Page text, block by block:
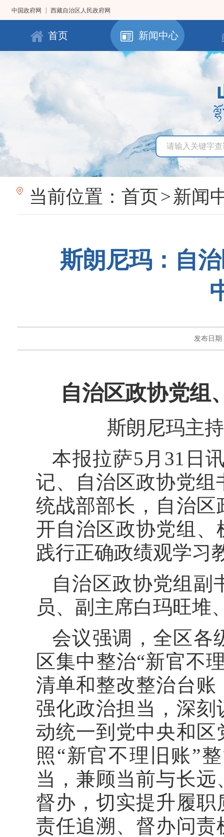
中国政府网 西藏自治区人民政府网
首页 新闻中心
当前位置： 首页>新闻
斯朗尼玛：自
发布日期
自治区政协党组
斯朗尼玛主
本报拉萨5月31日
记、自治区政协党组
统战部部长，自治
开自治区政协党组
践行正确政绩观学习
自治区政协党组副
员、副主席白玛旺堆
会议强调，全区各
区集中整治“新官不
清单和整改整治台
强化政治担当，深
动统一到党中央和
照“新官不理旧账”
当，兼顾当前与长
督办，切实提升履
责任追溯、督办问